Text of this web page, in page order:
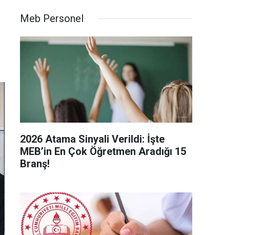
Meb Personel
2026 Atama Sinyali Verildi: İşte
MEB’in En Çok Öğretmen Aradığı 15
Branş!